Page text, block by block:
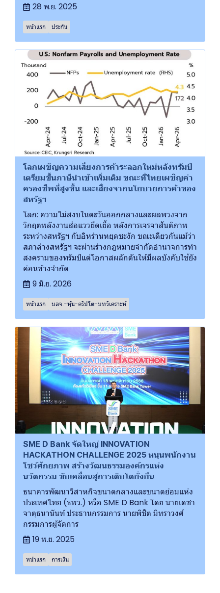
28 พ.ย. 2025
หน้าแรก ประกัน
โลกเผชิญความเสี่ยงการค้าระลอกใหม่หลังทรัมป์
เตรียมขึ้นภาษีนำเข้าเพิ่มเติม ขณะที่ไทยเผชิญค่า
ครองชีพที่สูงขึ้น และเสี่ยงจากนโยบายการค้าของ
สหรัฐฯ
โลก: ความไม่สงบในตะวันออกกลางและผลพวงจาก
วิกฤตพลังงานส่อแววยืดเยื้อ หลังการเจรจาสันติภาพ
ระหว่างสหรัฐฯ กับอิหร่านหยุดชะงัก ขณะเดียวกันแม้ว่า
สภาล่างสหรัฐฯ จะผ่านร่างกฎหมายจำกัดอำนาจการทำ
สงครามของทรัมป์แต่โอกาสผลักดันให้มีผลบังคับใช้ยัง
ค่อนข้างจำกัด
9 มิ.ย. 2026
หน้าแรก บลจ.-หุ้น-คริปโต-บทวิเคราะห์
SME D Bank จัดใหญ่ INNOVATION
HACKATHON CHALLENGE 2025 หนุนพนักงาน
โชว์ศักยภาพ สร้างวัฒนธรรมองค์กรแห่ง
นวัตกรรม ขับเคลื่อนสู่การเติบโตยั่งยืน
ธนาคารพัฒนาวิสาหกิจขนาดกลางและขนาดย่อมแห่ง
ประเทศไทย (ธพว.) หรือ SME D Bank โดย นายเดชา
จาตุธนานันท์ ประธานกรรมการ นายพิชิต มิทราวงศ์
กรรมการผู้จัดการ
19 พ.ย. 2025
หน้าแรก การเงิน